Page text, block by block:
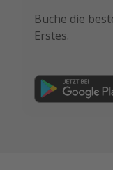
Buche die
Erstes.